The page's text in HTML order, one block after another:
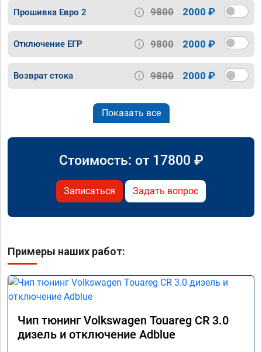
Прошивка Евро 2 9800 2000 ₽
Отключение ЕГР 9800 2000 ₽
Возврат стока 9800 2000 ₽
Показать все
Стоимость: от 17800 ₽
Записаться Задать вопрос
Примеры наших работ:
Чип тюнинг Volkswagen Touareg CR 3.0
дизель и отключение Adblue